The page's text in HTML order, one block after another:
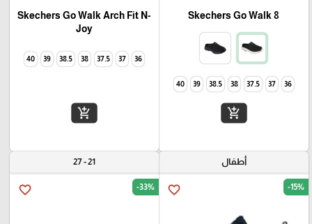
Skechers Go Walk 8
36
37
37.5
38
38.5
39
40
add_shopping_cart
Skechers Go Walk Arch Fit N-
Joy
36
37
37.5
38
38.5
39
40
add_shopping_cart
أطفال
favorite_border -15%
21 - 27
favorite_border -33%